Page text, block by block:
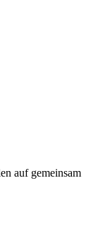
auf gemeinsam